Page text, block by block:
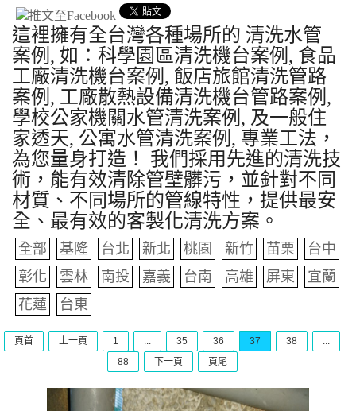
這裡擁有全台灣各種場所的 清洗水管
案例, 如：科學園區清洗機台案例, 食品
工廠清洗機台案例, 飯店旅館清洗管路
案例, 工廠散熱設備清洗機台管路案例,
學校公家機關水管清洗案例, 及一般住
家透天, 公寓水管清洗案例, 專業工法，
為您量身打造！ 我們採用先進的清洗技
術，能有效清除管壁髒污，並針對不同
材質、不同場所的管線特性，提供最安
全、最有效的客製化清洗方案。
全部 基隆 台北 新北 桃園 新竹 苗栗
台中
彰化
雲林 南投 嘉義 台南 高雄 屏東
宜蘭
花蓮
台東
頁首 上一頁 1 ... 35 36 37 38
...
88
下一頁 頁尾